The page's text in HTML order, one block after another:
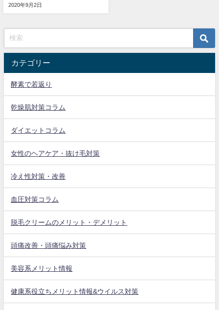
2020年9月2日
カテゴリー
酵素で若返り
乾燥肌対策コラム
ダイエットコラム
女性のヘアケア・抜け毛対策
冷え性対策・改善
血圧対策コラム
脱毛クリームのメリット・デメリット
頭痛改善・頭痛悩み対策
美容系メリット情報
健康系役立ちメリット情報&ウイルス対策